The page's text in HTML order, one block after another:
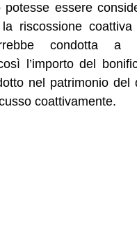
essere
riscossione coattiva
condotta a
l’importo del
nel patrimonio del
coattivamente.